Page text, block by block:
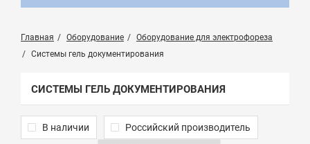
Главная Оборудование
Оборудование для электрофореза
Системы гель документирования
СИСТЕМЫ ГЕЛЬ ДОКУМЕНТИРОВАНИЯ
В наличии Российский производитель